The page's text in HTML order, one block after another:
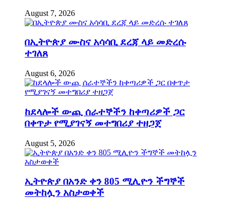
August 7, 2026
በኢትዮጵያ ሙስና አሳሳቢ ደረጃ ላይ መድረሱ
ተገለጸ
August 6, 2026
ከደላሎች ውጪ ሰራተኞችን ከቀጣሪዎች ጋር
በቀጥታ የሚያገናኝ መተግበሪያ ተዘጋጀ
August 5, 2026
ኢትዮጵያ በአንድ ቀን 805 ሚሊዮን ችግኞች
መትከሏን አስታወቀች